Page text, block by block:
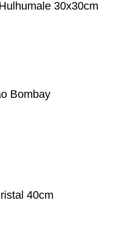
30x30cm
Bombay
40cm